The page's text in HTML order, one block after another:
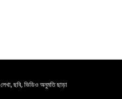
ছবি, ভিডিও অনুমতি ছাড়া